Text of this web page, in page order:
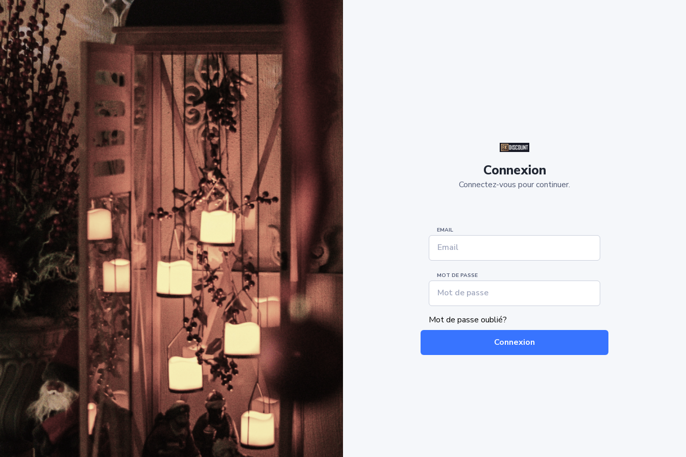
Connexion
Connectez-vous pour continuer.
EMAIL
MOT DE PASSE
Mot de passe oublié?
Connexion